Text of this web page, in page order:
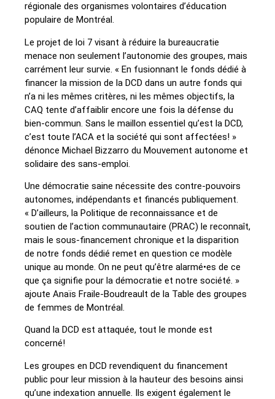
régionale des organismes volontaires d’éducation
populaire de Montréal.
Le projet de loi 7 visant à réduire la bureaucratie
menace non seulement l’autonomie des groupes, mais
carrément leur survie. « En fusionnant le fonds dédié à
financer la mission de la DCD dans un autre fonds qui
n’a ni les mêmes critères, ni les mêmes objectifs, la
CAQ tente d’affaiblir encore une fois la défense du
bien-commun. Sans le maillon essentiel qu’est la DCD,
c’est toute l’ACA et la société qui sont affectées! »
dénonce Michael Bizzarro du Mouvement autonome et
solidaire des sans-emploi.
Une démocratie saine nécessite des contre-pouvoirs
autonomes, indépendants et financés publiquement.
« D’ailleurs, la Politique de reconnaissance et de
soutien de l’action communautaire (PRAC) le reconnaît,
mais le sous-financement chronique et la disparition
de notre fonds dédié remet en question ce modèle
unique au monde. On ne peut qu’être alarmé•es de ce
que ça signifie pour la démocratie et notre société. »
ajoute Anaïs Fraile-Boudreault de la Table des groupes
de femmes de Montréal.
Quand la DCD est attaquée, tout le monde est
concerné!
Les groupes en DCD revendiquent du financement
public pour leur mission à la hauteur des besoins ainsi
qu’une indexation annuelle. Ils exigent également le